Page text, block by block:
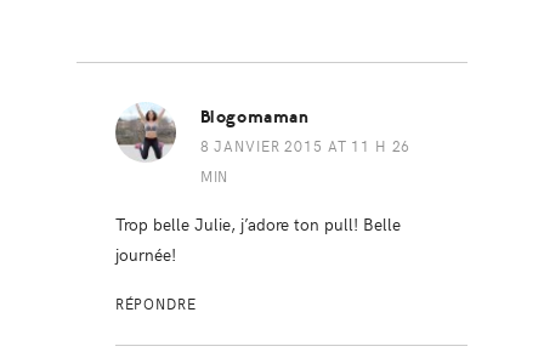
Blogomaman
8 JANVIER 2015 AT 11 H 26
MIN
Trop belle Julie, j’adore ton pull! Belle
journée!
RÉPONDRE